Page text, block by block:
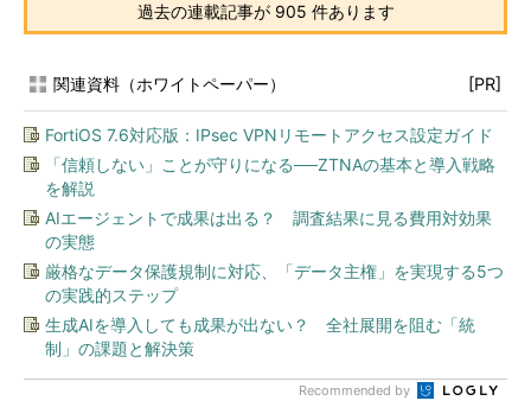
過去の連載記事が 905 件あります
関連資料（ホワイトペーパー） [PR]
FortiOS 7.6対応版：IPsec VPNリモートアクセス設定ガイド
「信頼しない」ことが守りになる──ZTNAの基本と導入戦略
を解説
AIエージェントで成果は出る？ 調査結果に見る費用対効果
の実態
厳格なデータ保護規制に対応、「データ主権」を実現する5つ
の実践的ステップ
生成AIを導入しても成果が出ない？ 全社展開を阻む「統
制」の課題と解決策
Recommended by